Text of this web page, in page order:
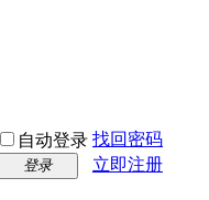
自动登录 找回密码
登录
立即注册